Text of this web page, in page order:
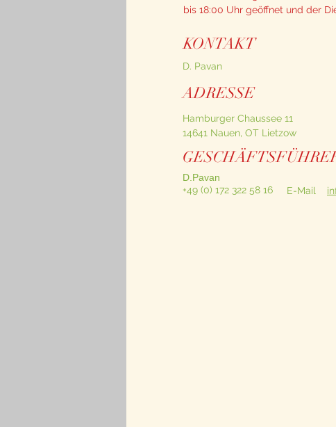
bis 18:00 Uhr geöffnet und der
KONTAKT
D. Pavan
ADRESSE
Hamburger Chaussee 11
14641 Nauen, OT Lietzow
E-Mail
+49 (0) 172 322 58 16
D.Pavan